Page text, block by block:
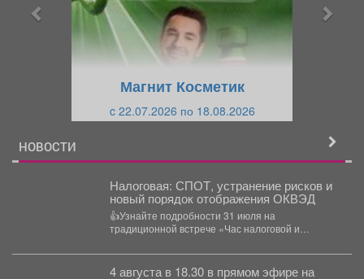
Магнит Косметик
c 22.07.2026 по 18.08.2026
НОВОСТИ
Налоговая: СПОТ, устранение рисков и
новый порядок отображения ОКВЭД
👍Узнайте подробности 31 июля на
традиционной встрече «Час налоговой и
4 августа в 18.30 в прямом эфире на